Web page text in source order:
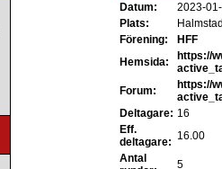
Datum:
2023-
Plats:
Halmstad
Förening:
HFF
Hemsida:
https://
Forum:
https://
Deltagare: 16
Eff.
deltagare: 16.00
Antal
5